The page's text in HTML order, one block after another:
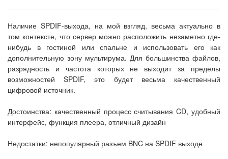
Наличие SPDIF-выхода, на мой взгляд, весьма актуально в
том контексте, что сервер можно расположить незаметно где-
нибудь в гостиной или спальне и использовать его как
дополнительную зону мультирума. Для большинства файлов,
разрядность и частота которых не выходит за пределы
возможностей SPDIF, это будет весьма качественный
цифровой источник.
Достоинства: качественный процесс считывания CD, удобный
интерфейс, функция плеера, отличный дизайн
Недостатки: непопулярный разъем BNC на SPDIF выходе